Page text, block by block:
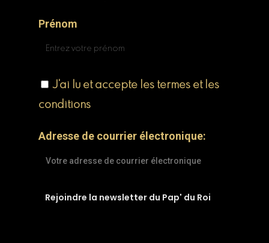
Prénom
J'ai lu et accepte les termes et les
conditions
Adresse de courrier électronique: